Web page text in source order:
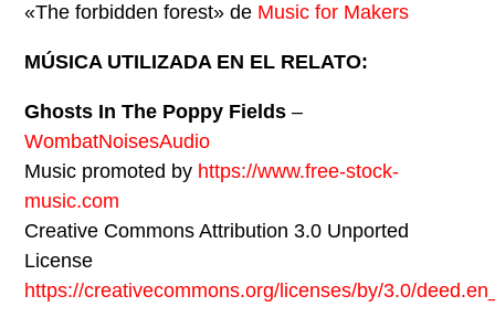
«The forbidden forest» de Music for Makers
MÚSICA UTILIZADA EN EL RELATO:
Ghosts In The Poppy Fields –
WombatNoisesAudio
Music promoted by https://www.free-stock-
music.com
Creative Commons Attribution 3.0 Unported
License
https://creativecommons.org/licenses/by/3.0/